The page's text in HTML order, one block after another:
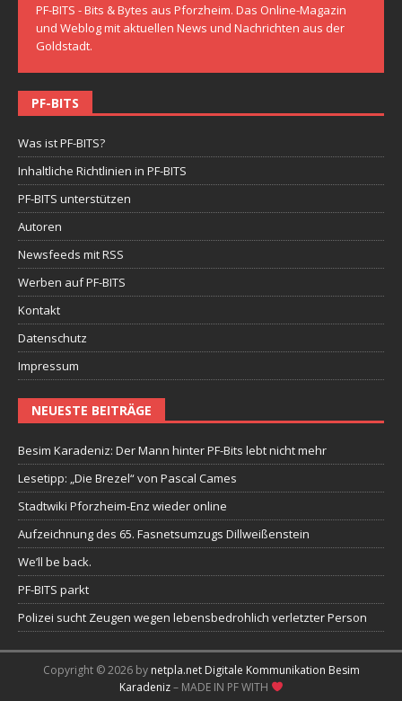
PF-BITS - Bits & Bytes aus Pforzheim. Das Online-Magazin
und Weblog mit aktuellen News und Nachrichten aus der
Goldstadt.
PF-BITS
Was ist PF-BITS?
Inhaltliche Richtlinien in PF-BITS
PF-BITS unterstützen
Autoren
Newsfeeds mit RSS
Werben auf PF-BITS
Kontakt
Datenschutz
Impressum
NEUESTE BEITRÄGE
Besim Karadeniz: Der Mann hinter PF-Bits lebt nicht mehr
Lesetipp: „Die Brezel“ von Pascal Cames
Stadtwiki Pforzheim-Enz wieder online
Aufzeichnung des 65. Fasnetsumzugs Dillweißenstein
We’ll be back.
PF-BITS parkt
Polizei sucht Zeugen wegen lebensbedrohlich verletzter Person
Copyright © 2026 by netpla.net Digitale Kommunikation Besim
Karadeniz– MADE IN PF WITH